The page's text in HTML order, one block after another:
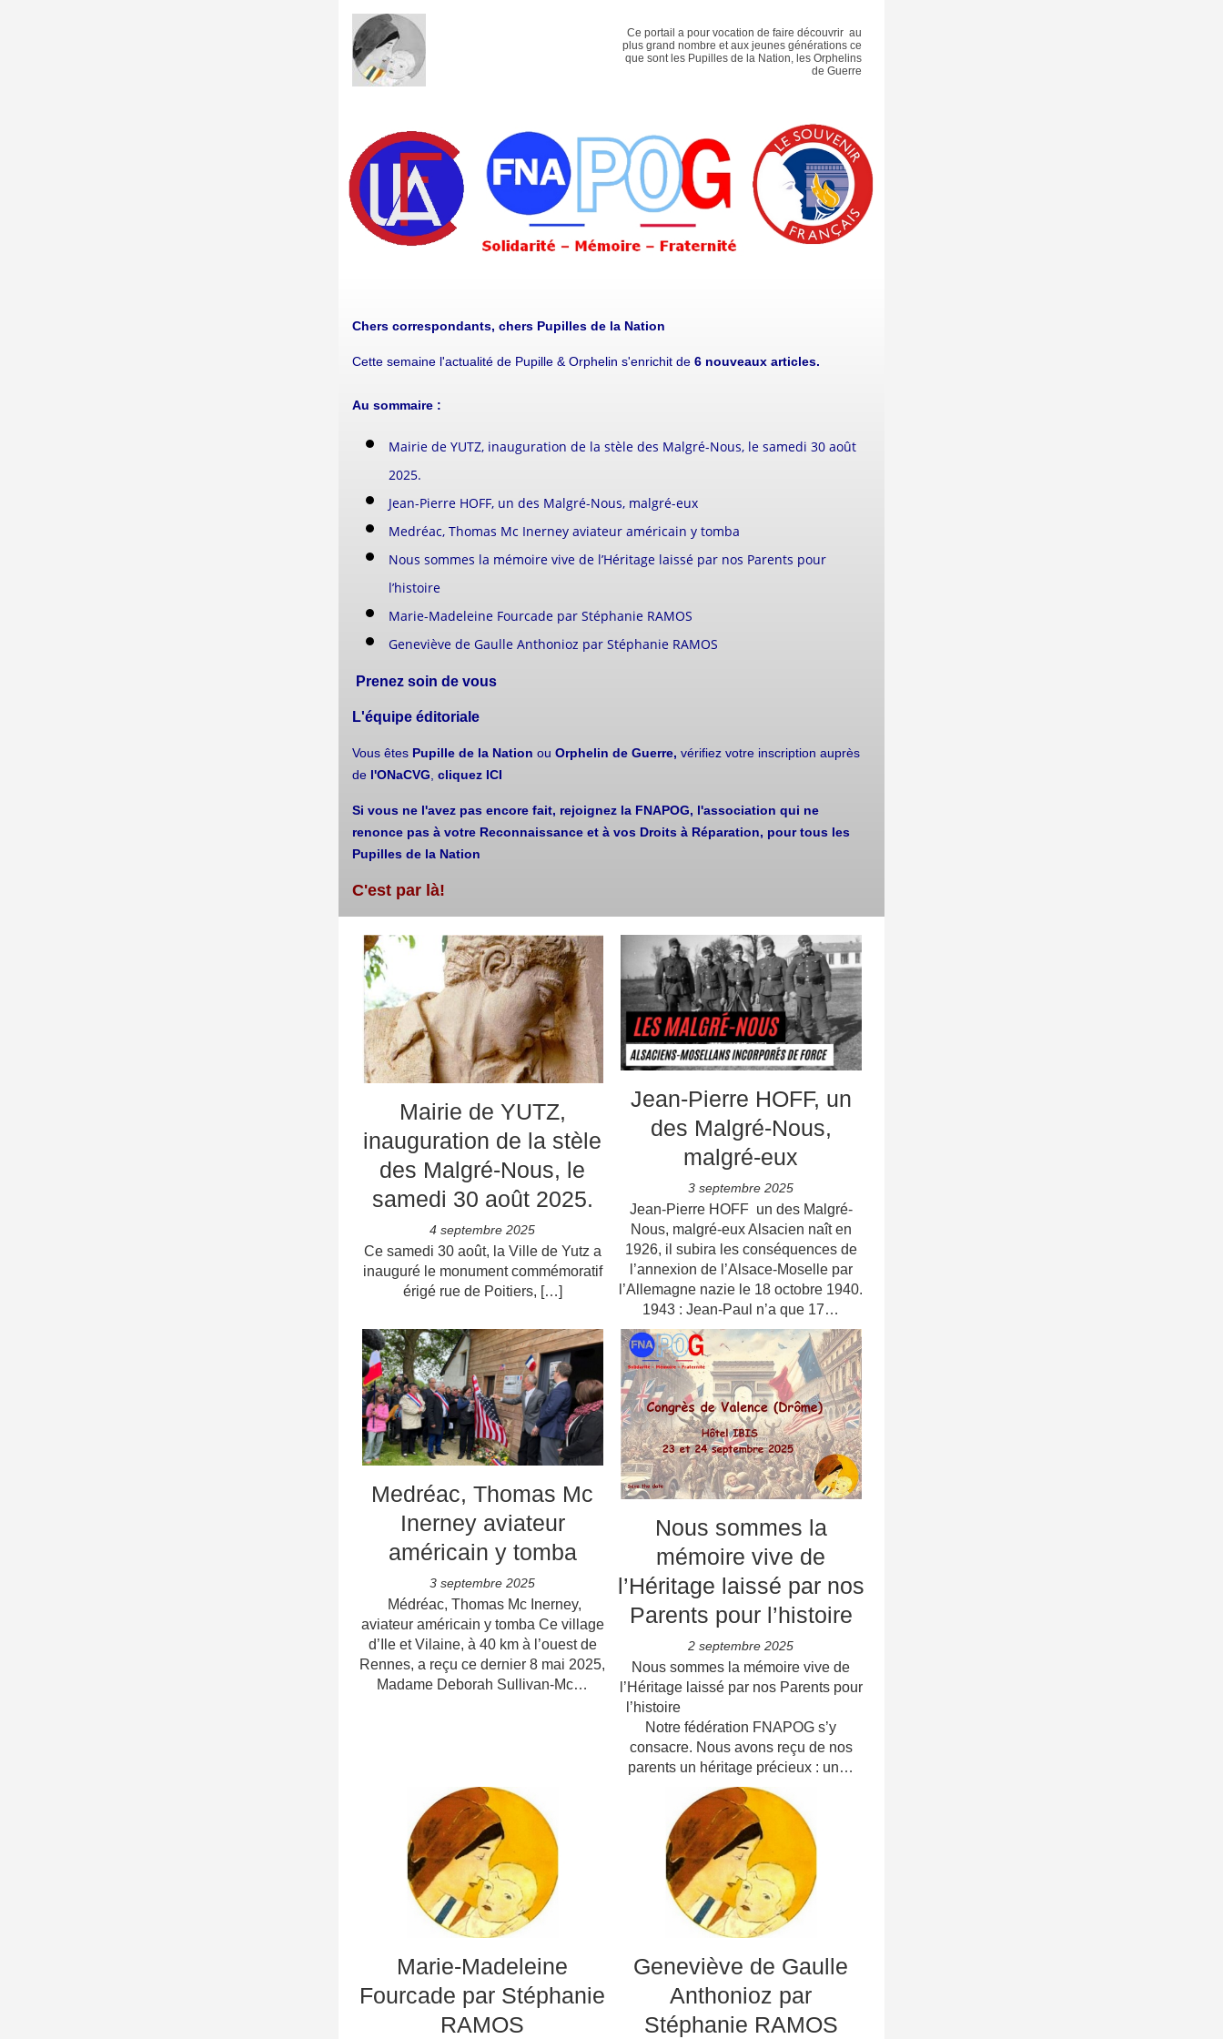
Ce portail a pour vocation de faire découvrir au
plus grand nombre et aux jeunes générations ce
que sont les Pupilles de la Nation, les Orphelins
de Guerre
Chers correspondants, chers Pupilles de la Nation
Cette semaine l'actualité de Pupille & Orphelin s'enrichit de 6 nouveaux articles.
Au sommaire :
Mairie de YUTZ, inauguration de la stèle des Malgré-Nous, le samedi 30 août
2025.
Jean-Pierre HOFF, un des Malgré-Nous, malgré-eux
Medréac, Thomas Mc Inerney aviateur américain y tomba
Nous sommes la mémoire vive de l’Héritage laissé par nos Parents pour
l’histoire
Marie-Madeleine Fourcade par Stéphanie RAMOS
Geneviève de Gaulle Anthonioz par Stéphanie RAMOS
Prenez soin de vous
L'équipe éditoriale
Vous êtes Pupille de la Nation ou Orphelin de Guerre, vérifiez votre inscription auprès
de l'ONaCVG cliquez ICI
Si vous ne l'avez pas encore fait, rejoignez la FNAPOG, l'association qui ne
renonce pas à votre Reconnaissance et à vos Droits à Réparation, pour tous les
Pupilles de la Nation
C'est par là!
Mairie de YUTZ,
inauguration de la stèle
des Malgré-Nous, le
samedi 30 août 2025.
4 septembre 2025
Ce samedi 30 août, la Ville de Yutz a
inauguré le monument commémoratif
érigé rue de Poitiers, […]
Jean-Pierre HOFF, un
des Malgré-Nous,
malgré-eux
3 septembre 2025
Jean-Pierre HOFF un des Malgré-
Nous, malgré-eux Alsacien naît en
1926, il subira les conséquences de
l’annexion de l’Alsace-Moselle par
l’Allemagne nazie le 18 octobre 1940.
1943 : Jean-Paul n’a que 17…
Medréac, Thomas Mc
Inerney aviateur
américain y tomba
3 septembre 2025
Médréac, Thomas Mc Inerney,
aviateur américain y tomba Ce village
d’Ile et Vilaine, à 40 km à l’ouest de
Rennes, a reçu ce dernier 8 mai 2025,
Madame Deborah Sullivan-Mc…
Nous sommes la
mémoire vive de
l’Héritage laissé par nos
Parents pour l’histoire
2 septembre 2025
Nous sommes la mémoire vive de
l’Héritage laissé par nos Parents pour
l’histoire
Notre fédération FNAPOG s’y
consacre. Nous avons reçu de nos
parents un héritage précieux : un…
Marie-Madeleine
Fourcade par Stéphanie
RAMOS
Geneviève de Gaulle
Anthonioz par
Stéphanie RAMOS